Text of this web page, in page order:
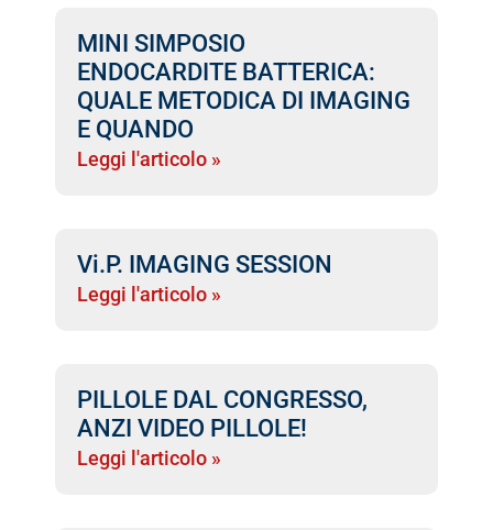
MINI SIMPOSIO
ENDOCARDITE BATTERICA:
QUALE METODICA DI IMAGING
E QUANDO
Leggi l'articolo »
Vi.P. IMAGING SESSION
Leggi l'articolo »
PILLOLE DAL CONGRESSO,
ANZI VIDEO PILLOLE!
Leggi l'articolo »